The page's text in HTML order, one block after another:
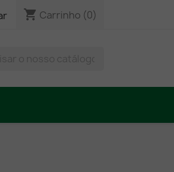
shopping_cart Carrinho (0)